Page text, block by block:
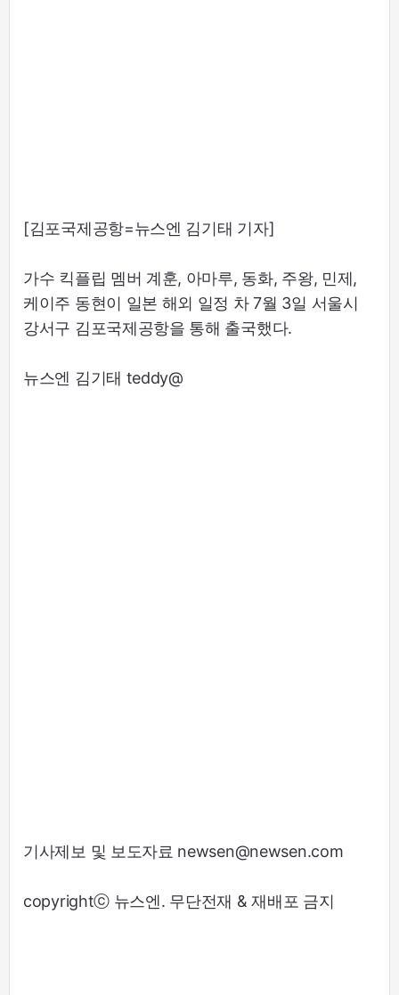
[김포국제공항=뉴스엔 김기태 기자]
가수 킥플립 멤버 계훈, 아마루, 동화, 주왕, 민제,
케이주 동현이 일본 해외 일정 차 7월 3일 서울시
강서구 김포국제공항을 통해 출국했다.
뉴스엔 김기태 teddy@
기사제보 및 보도자료 newsen@newsen.com
copyrightⓒ 뉴스엔. 무단전재 & 재배포 금지